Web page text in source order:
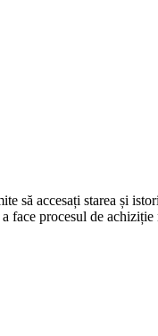
să accesați starea și
face procesul de